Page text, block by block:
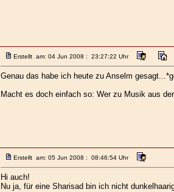
Erstellt am: 04 Jun 2008 : 23:27:22 Uhr
Genau das habe ich heute zu Anselm
Macht es doch einfach so: Wer zu Musik aus
Erstellt am: 05 Jun 2008 : 08:46:54 Uhr
Hi auch!
Nu ja, für eine Sharisad bin ich nicht